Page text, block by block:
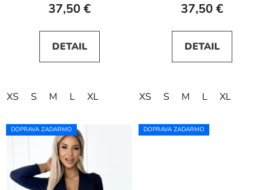
37,50 €
DETAIL
XS S M L XL
37,50 €
DETAIL
XS S M L XL
DOPRAVA ZADARMO DOPRAVA ZADARMO